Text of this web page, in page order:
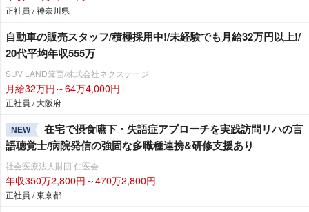
正社員 / 神奈川県
自動車の販売スタッフ/積極採用中!/未経験でも月給32万円以上!/
20代平均年収555万
SUV LAND箕面/株式会社ネクステージ
月給32万円～64万4,000円
正社員 / 大阪府
NEW
在宅で摂食嚥下・失語症アプローチを実践訪問リハの言
語聴覚士/病院発信の強固な多職種連携&研修支援あり
社会医療法人財団 仁医会
年収350万2,800円～470万2,800円
正社員 / 東京都